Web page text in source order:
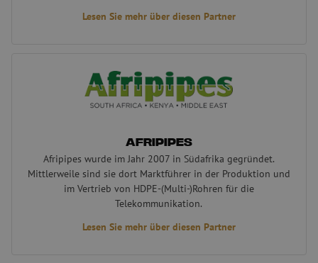
Lesen Sie mehr über diesen Partner
Afripipes
Afripipes wurde im Jahr 2007 in Südafrika gegründet.
Mittlerweile sind sie dort Marktführer in der Produktion und
im Vertrieb von HDPE-(Multi-)Rohren für die
Telekommunikation.
Lesen Sie mehr über diesen Partner